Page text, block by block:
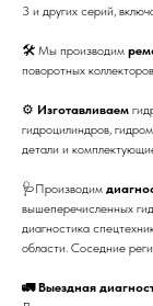
3 и других серий,
🛠 Мы производим
поворотных
⚙ Изготавливаем
гидроцилиндров,
детали и
🩺Производим
вышеперечисленных
диагностика
области. Соседние
🚛 Выездная